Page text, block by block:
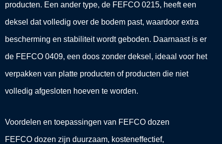
producten. Een ander type, de FEFCO 0215, heeft een
deksel dat volledig over de bodem past, waardoor extra
bescherming en stabiliteit wordt geboden. Daarnaast is er
de FEFCO 0409, een doos zonder deksel, ideaal voor het
verpakken van platte producten of producten die niet
volledig afgesloten hoeven te worden.
Voordelen en toepassingen van FEFCO dozen
FEFCO dozen zijn duurzaam, kosteneffectief,